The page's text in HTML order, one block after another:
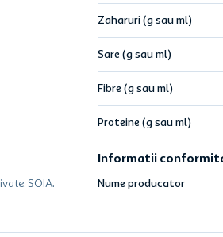
Zaharuri (g sau ml)
Sare (g sau ml)
Fibre (g sau ml)
Proteine (g sau ml)
SOIA.
Informatii
Nume producator